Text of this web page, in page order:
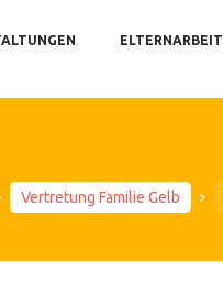
ELTERNARBEIT
Vertretung Familie Gelb